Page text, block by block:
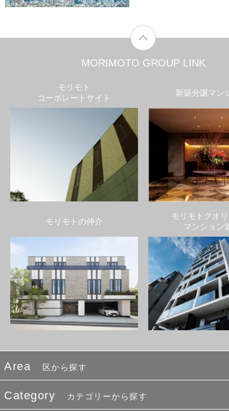
MORIMOTO GROUP LINK
モリモト
コーポレートサイト
新築分譲マン
モリモトの仲介
モリモトクオ
マンション
Area 区から探す
Category カテゴリーから探す